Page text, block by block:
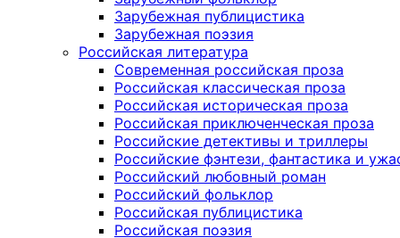
Зарубежная публицистика
Зарубежная поэзия
Российская литература
Современная российская проза
Российская классическая проза
Российская историческая проза
Российская приключенческая проза
Российские детективы и триллеры
Российские фэнтези, фантастика и
Российский любовный роман
Российский фольклор
Российская публицистика
Российская поэзия